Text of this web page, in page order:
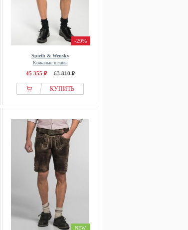
-29%
Spieth & Wensky
Кожаные штаны
45 355 ₽ 63 810 ₽
КУПИТЬ
NEW